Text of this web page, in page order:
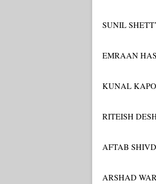
SUNIL
EMRAAN
KUNAL
RITEISH
AFTAB
ARSHAD